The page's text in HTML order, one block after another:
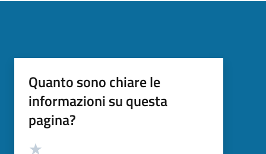
Quanto sono chiare le
informazioni su questa
pagina?
Valutazione